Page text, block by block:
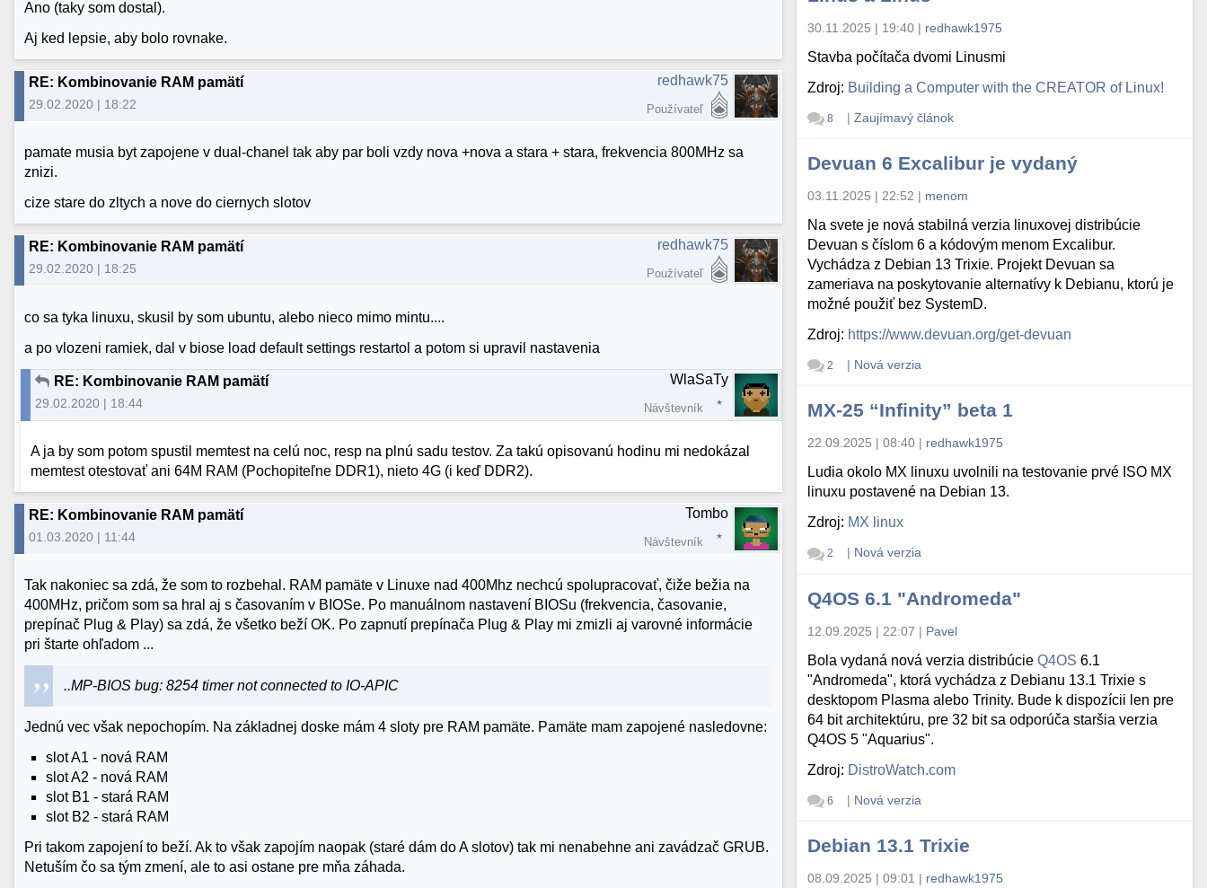
Ano (taky som dostal).
Aj ked lepsie, aby bolo rovnake.
RE: Kombinovanie RAM pamätí
29.02.2020 | 18:22
redhawk75
Používateľ
pamate musia byt zapojene v dual-chanel tak aby par boli vzdy nova +nova a stara + stara, frekvencia 800MHz sa
znizi.
cize stare do zltych a nove do ciernych slotov
RE: Kombinovanie RAM pamätí
29.02.2020 | 18:25
redhawk75
Používateľ
co sa tyka linuxu, skusil by som ubuntu, alebo nieco mimo mintu....
a po vlozeni ramiek, dal v biose load default settings restartol a potom si upravil nastavenia
RE: Kombinovanie RAM pamätí
29.02.2020 | 18:44
WlaSaTy
Návštevník
A ja by som potom spustil memtest na celú noc, resp na plnú sadu testov. Za takú opisovanú hodinu mi nedokázal
memtest otestovať ani 64M RAM (Pochopiteľne DDR1), nieto 4G (i keď DDR2).
RE: Kombinovanie RAM pamätí
01.03.2020 | 11:44
Tombo
Návštevník
Tak nakoniec sa zdá, že som to rozbehal. RAM pamäte v Linuxe nad 400Mhz nechcú spolupracovať, čiže bežia na
400MHz, pričom som sa hral aj s časovaním v BIOSe. Po manuálnom nastavení BIOSu (frekvencia, časovanie,
prepínač Plug & Play) sa zdá, že všetko beží OK. Po zapnutí prepínača Plug & Play mi zmizli aj varovné informácie
pri štarte ohľadom ...
..MP-BIOS bug: 8254 timer not connected to IO-APIC
Jednú vec však nepochopím. Na základnej doske mám 4 sloty pre RAM pamäte. Pamäte mam zapojené nasledovne:
slot A1 - nová RAM
slot A2 - nová RAM
slot B1 - stará RAM
slot B2 - stará RAM
Pri takom zapojení to beží. Ak to však zapojím naopak (staré dám do A slotov) tak mi nenabehne ani zavádzač GRUB.
Netuším čo sa tým zmení, ale to asi ostane pre mňa záhada.
30.11.2025 | 19:40 | redhawk1975
Stavba počítača dvomi Linusmi
Zdroj: Building a Computer with the CREATOR of Linux!
8 | Zaujímavý článok
Devuan 6 Excalibur je vydaný
03.11.2025 | 22:52 | menom
Na svete je nová stabilná verzia linuxovej distribúcie
Devuan s číslom 6 a kódovým menom Excalibur.
Vychádza z Debian 13 Trixie. Projekt Devuan sa
zameriava na poskytovanie alternatívy k Debianu, ktorú je
možné použiť bez SystemD.
Zdroj: https://www.devuan.org/get-devuan
2 | Nová verzia
MX-25 “Infinity” beta 1
22.09.2025 | 08:40 | redhawk1975
Ludia okolo MX linuxu uvolnili na testovanie prvé ISO MX
linuxu postavené na Debian 13.
Zdroj: MX linux
2 | Nová verzia
Q4OS 6.1 "Andromeda"
12.09.2025 | 22:07 | Pavel
Bola vydaná nová verzia distribúcieQ4OS 6.1
"Andromeda", ktorá vychádza z Debianu 13.1 Trixie s
desktopom Plasma alebo Trinity. Bude k dispozícii len pre
64 bit architektúru, pre 32 bit sa odporúča staršia verzia
Q4OS 5 "Aquarius".
Zdroj: DistroWatch.com
6 | Nová verzia
Debian 13.1 Trixie
08.09.2025 | 09:01 | redhawk1975